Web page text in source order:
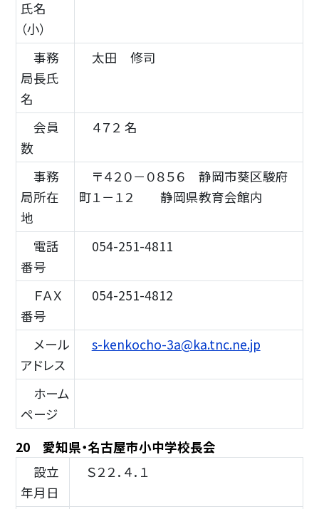
氏名
（小）
事務
局長氏
名
太田 修司
会員
数
４７２ 名
事務
局所在
地
〒４２０－０８５６ 静岡市葵区駿府
町１－１２ 静岡県教育会館内
電話
番号
054-251-4811
ＦＡＸ
番号
054-251-4812
メール
アドレス
s-kenkocho-3a@ka.tnc.ne.jp
ホーム
ページ
20 愛知県・名古屋市小中学校長会
設立
年月日
Ｓ２２．４．１